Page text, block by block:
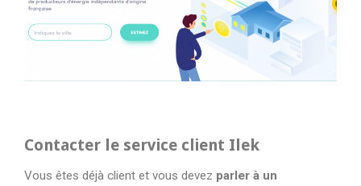
Contacter le service client Ilek
Vous êtes déjà client et vous devez parler à un